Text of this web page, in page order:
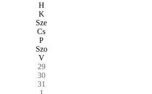
H
K
Sze
Cs
P
Szo
V
29
30
31